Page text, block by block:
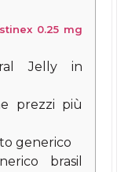
0.25 mg
Jelly in
prezzi più
generico
brasil